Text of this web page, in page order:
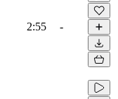
2:55 -